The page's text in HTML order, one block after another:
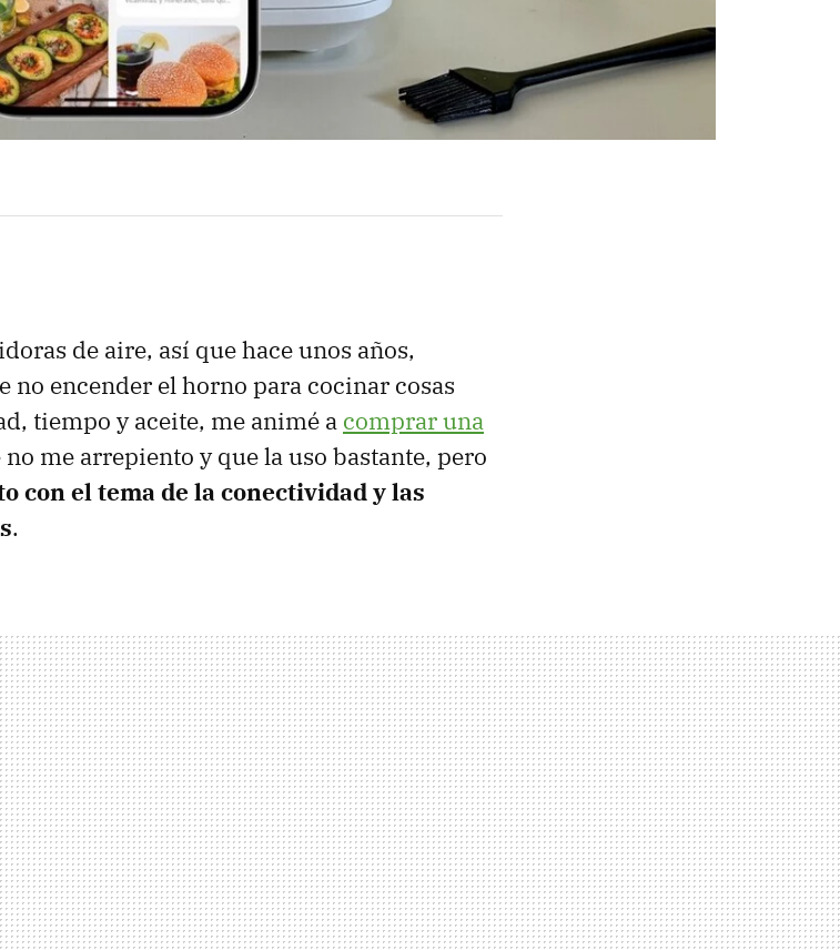
de aire, así que hace unos años,
encender el horno para cocinar cosas
tiempo y aceite, me animé a comprar una
me arrepiento y que la uso bastante, pero
con el tema de la conectividad y las
.